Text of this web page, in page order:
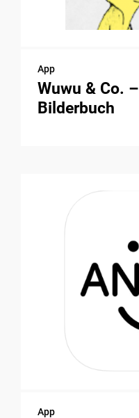
App
Wuwu & Co.
Bilderbuch
App